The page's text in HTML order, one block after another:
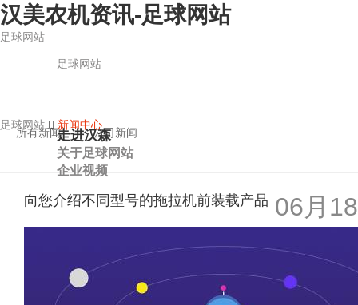
汉美农机资讯-足球网站
足球网站
足球网站
走进汉森
关于足球网站
企业视频
耕整地机械系列
园林工程系列
秸秆还田系列
足球网站 新闻中心
所有新闻 公司新闻
向您介绍不同型号的拖拉机前装载产品 06月18